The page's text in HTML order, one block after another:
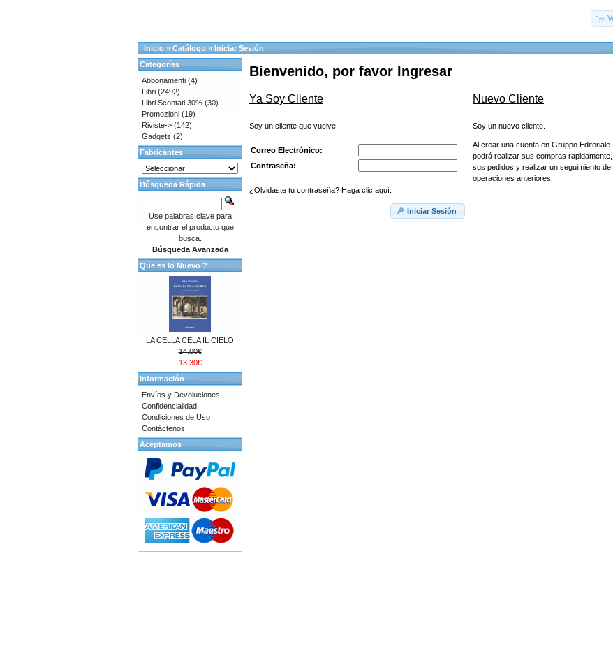
Inicio » Catálogo » Iniciar Sesión
Bienvenido, por favor Ingresar
Ya Soy Cliente
Soy un cliente que vuelve.
Correo Electrónico:
Contraseña:
¿Olvidaste tu contraseña? Haga clic aquí.
Iniciar Sesión
Nuevo Cliente
Soy un nuevo cliente.
Al crear una cuenta en Gruppo Editoriale
podrá realizar sus compras
sus pedidos y realizar un seguimiento
operaciones anteriores.
Categorías
Abbonamenti (4)
Libri (2492)
Libri Scontati 30% (30)
Promozioni (19)
Riviste-> (142)
Gadgets (2)
Fabricantes
Búsqueda Rápida
Use palabras clave para
encontrar el producto que
busca.
Búsqueda Avanzada
Que es lo Nuevo ?
LA CELLA CELA IL CIELO
14.00€
13.30€
Información
Envíos y Devoluciones
Confidencialidad
Condiciones de Uso
Contáctenos
Aceptamos